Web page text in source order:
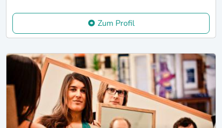
Zum Profil